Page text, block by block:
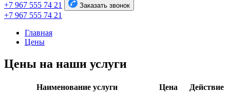
+7 967 555 74 21 Заказать звонок
+7 967 555 74 21
Главная
Цены
Цены на наши услуги
Наименование услуги Цена
Действие